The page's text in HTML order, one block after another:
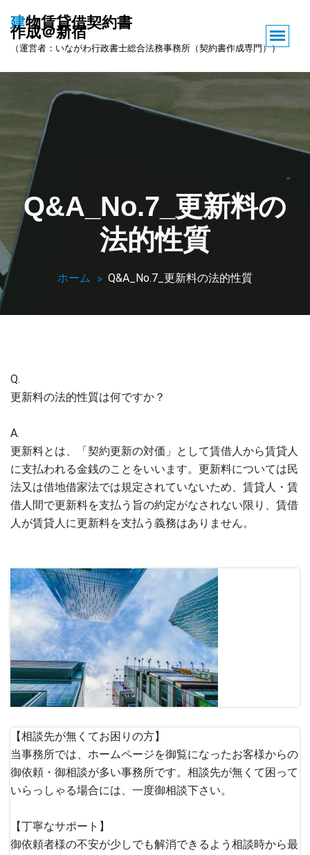
ツ
プ
建物賃貸借契約書
作成＠新宿
（運営者：いながわ行政書士総合法務事務所（契約書作成専門））
Q&A_No.7_更新料の
法的性質
ホーム Q&A_No.7_更新料の法的性質
Q.
更新料の法的性質は何ですか？
A.
更新料とは、「契約更新の対価」として賃借人から賃貸人
に支払われる金銭のことをいいます。更新料については民
法又は借地借家法では規定されていないため、賃貸人・賃
借人間で更新料を支払う旨の約定がなされない限り、賃借
人が賃貸人に更新料を支払う義務はありません。
【相談先が無くてお困りの方】
当事務所では、ホームページを御覧になったお客様からの
御依頼・御相談が多い事務所です。相談先が無くて困って
いらっしゃる場合には、一度御相談下さい。
【丁寧なサポート】
御依頼者様の不安が少しでも解消できるよう相談時から最